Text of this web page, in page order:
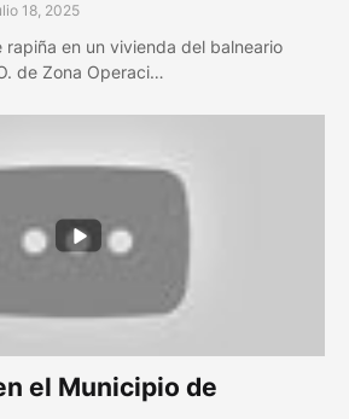
18, 2025
rapiña en un vivienda del balneario
de Zona Operaci…
el Municipio de